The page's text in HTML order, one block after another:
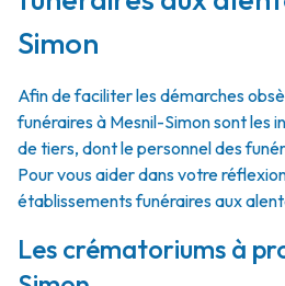
Simon
Afin de faciliter les démarches
funéraires à Mesnil-Simon sont les
de tiers, dont le personnel des
Pour vous aider dans votre
établissements funéraires aux
Les crématoriums à